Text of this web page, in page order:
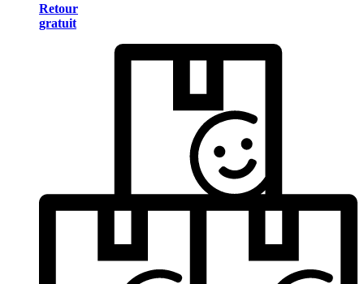
Retour
gratuit